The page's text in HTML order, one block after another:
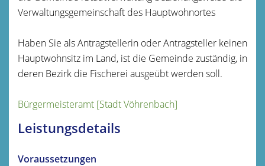
Verwaltungsgemeinschaft des Hauptwohnortes
Haben Sie als Antragstellerin oder Antragsteller keinen
Hauptwohnsitz im Land, ist die Gemeinde zuständig, in
deren Bezirk die Fischerei ausgeübt werden soll.
Bürgermeisteramt [Stadt Vöhrenbach]
Leistungsdetails
Voraussetzungen